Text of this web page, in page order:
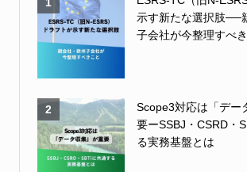
示す新たな選択肢──
子会社が今整理すべ
2
Scope3対応は「デー
要ーSSBJ・CSRD・
る実務基盤とは